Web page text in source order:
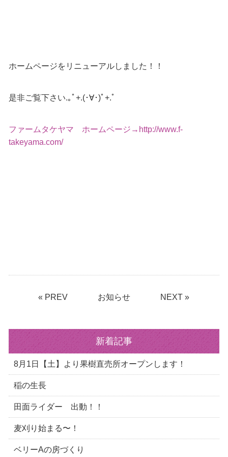
ホームページをリニューアルしました！！
是非ご覧下さい.｡ﾟ+.(･∀･)ﾟ+.ﾟ
ファームタケヤマ ホームページ→http://www.f-
takeyama.com/
« PREV お知らせ NEXT »
新着記事
8月1日【土】より果樹直売所オープンします！
稲の生長
田面ライダー 出動！！
麦刈り始まる〜！
ベリーAの房づくり